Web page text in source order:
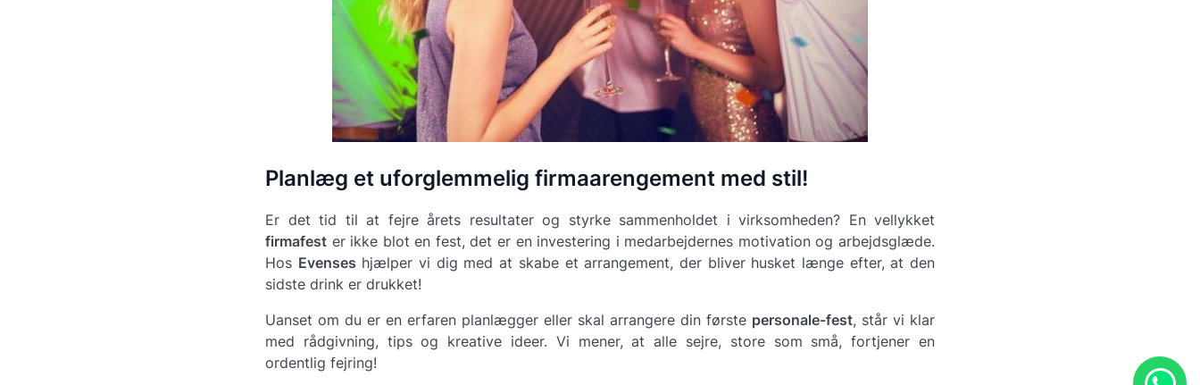
Planlæg et uforglemmelig firmaarengement med stil!
Er det tid til at fejre årets resultater og styrke sammenholdet i virksomheden? En vellykket
firmafest er ikke blot en fest, det er en investering i medarbejdernes motivation og arbejdsglæde.
Hos Evenses hjælper vi dig med at skabe et arrangement, der bliver husket længe efter, at den
sidste drink er drukket!
Uanset om du er en erfaren planlægger eller skal arrangere din første personale-fest, står vi klar
med rådgivning, tips og kreative ideer. Vi mener, at alle sejre, store som små, fortjener en
ordentlig fejring!